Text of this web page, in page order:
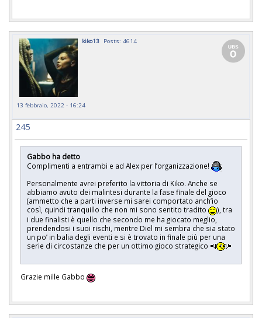
kiko13 Posts: 4614
13 febbraio, 2022 - 16:24
245
Gabbo ha detto
Complimenti a entrambi e ad Alex per l’organizzazione!
Personalmente avrei preferito la vittoria di Kiko. Anche se
abbiamo avuto dei malintesi durante la fase finale del gioco
(ammetto che a parti inverse mi sarei comportato anch’io
così, quindi tranquillo che non mi sono sentito tradito
), tra
i due finalisti è quello che secondo me ha giocato meglio,
prendendosi i suoi rischi, mentre Diel mi sembra che sia stato
un po’ in balia degli eventi e si è trovato in finale più per una
serie di circostanze che per un ottimo gioco strategico
Grazie mille Gabbo